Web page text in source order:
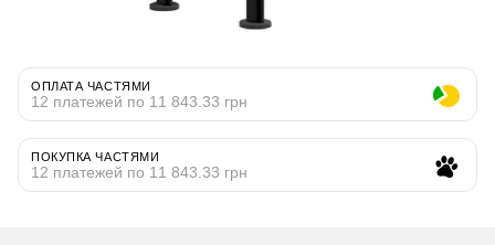
ОПЛАТА ЧАСТЯМИ
12 платежей по 11 843.33 грн
ПОКУПКА ЧАСТЯМИ
12 платежей по 11 843.33 грн